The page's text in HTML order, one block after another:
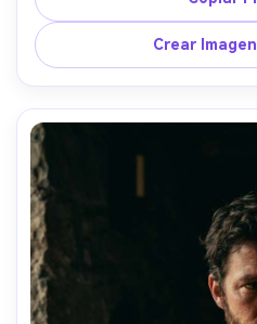
un triángulo de luz en la
decaimiento suave, tomada
poca profundidad de
piel ultra realista, gradación
clave baja
Crear